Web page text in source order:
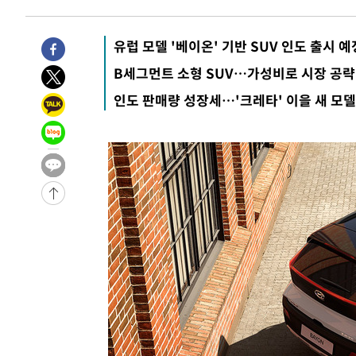
유럽 모델 '베이온' 기반 SUV 인도 출시 예
B세그먼트 소형 SUV…가성비로 시장 공략
인도 판매량 성장세…'크레타' 이을 새 모델